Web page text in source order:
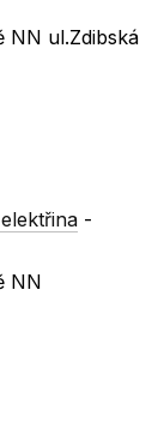
NN ul.Zdibská
elektřina -
NN